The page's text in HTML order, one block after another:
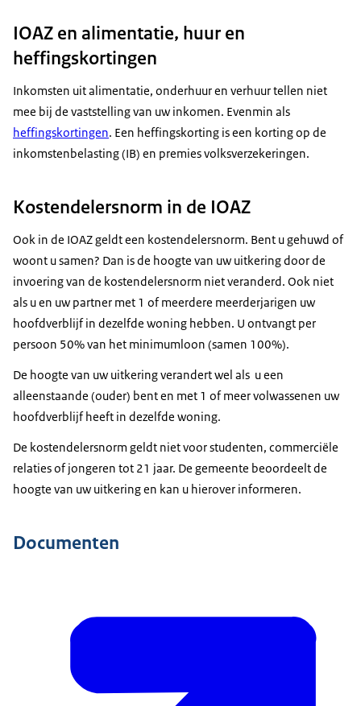
IOAZ en alimentatie, huur en
heffingskortingen
Inkomsten uit alimentatie, onderhuur en verhuur tellen niet
mee bij de vaststelling van uw inkomen. Evenmin als
heffingskortingen. Een heffingskorting is een korting op de
inkomstenbelasting (IB) en premies volksverzekeringen.
Kostendelersnorm in de IOAZ
Ook in de IOAZ geldt een kostendelersnorm. Bent u gehuwd of
woont u samen? Dan is de hoogte van uw uitkering door de
invoering van de kostendelersnorm niet veranderd. Ook niet
als u en uw partner met 1 of meerdere meerderjarigen uw
hoofdverblijf in dezelfde woning hebben. U ontvangt per
persoon 50% van het minimumloon (samen 100%).
De hoogte van uw uitkering verandert wel als u een
alleenstaande (ouder) bent en met 1 of meer volwassenen uw
hoofdverblijf heeft in dezelfde woning.
De kostendelersnorm geldt niet voor studenten, commerciële
relaties of jongeren tot 21 jaar. De gemeente beoordeelt de
hoogte van uw uitkering en kan u hierover informeren.
Documenten